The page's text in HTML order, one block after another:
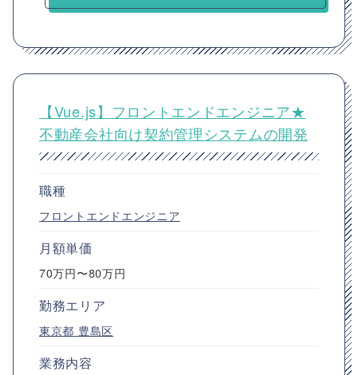
【Vue.js】フロントエンドエンジニア★
不動産会社向け契約管理システムの開発
職種
フロントエンドエンジニア
月額単価
70万円〜80万円
勤務エリア
東京都 豊島区
業務内容